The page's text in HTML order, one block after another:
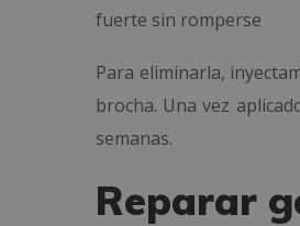
fuerte sin romperse
Para eliminarla,
brocha. Una vez
semanas.
Reparar